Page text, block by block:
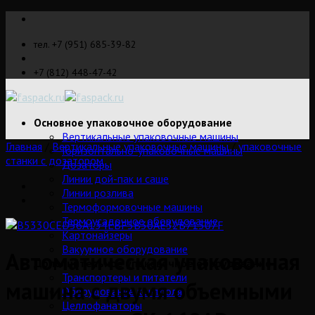
Skip
contentтел. +7 (951) 685-39-82
+7 (812) 448-47-42
Основное упаковочное оборудование
Вертикальные упаковочные машины
Горизонтально-упаковочные машины
Дозаторы
Линии дой-пак и саше
Линии розлива
Термоформовочные машины
Термоусадочное оборудование
Картонайзеры
Вакуумное оборудование
Транспортеры и питатели
Оборудование контроля
Целлофанаторы
Главная Вертикальные упаковочные машины / упаковочные
станки с дозатором
Автоматическая упаковочная
машина с двумя объемными